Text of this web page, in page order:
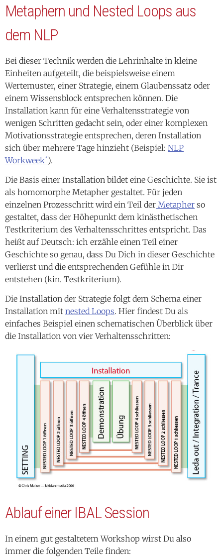
Metaphern und Nested Loops aus
dem NLP
Bei dieser Technik werden die Lehrinhalte in kleine
Einheiten aufgeteilt, die beispielsweise einem
Wertemuster, einer Strategie, einem Glaubenssatz oder
einem Wissensblock entsprechen können. Die
Installation kann für eine Verhaltensstrategie von
wenigen Schritten gedacht sein, oder einer komplexen
Motivationsstrategie entsprechen, deren Installation
sich über mehrere Tage hinzieht (Beispiel: NLP
Workweek´).
Die Basis einer Installation bildet eine Geschichte. Sie ist
als homomorphe Metapher gestaltet. Für jeden
einzelnen Prozesschritt wird ein Teil der Metapher so
gestaltet, dass der Höhepunkt dem kinästhetischen
Testkriterium des Verhaltensschrittes entspricht. Das
heißt auf Deutsch: ich erzähle einen Teil einer
Geschichte so genau, dass Du Dich in dieser Geschichte
verlierst und die entsprechenden Gefühle in Dir
entstehen (kin. Testkriterium).
Die Installation der Strategie folgt dem Schema einer
Installation mit nested Loops. Hier findest Du als
einfaches Beispiel einen schematischen Überblick über
die Installation von vier Verhaltensschritten:
Ablauf einer IBAL Session
In einem gut gestaltetem Workshop wirst Du also
immer die folgenden Teile finden: